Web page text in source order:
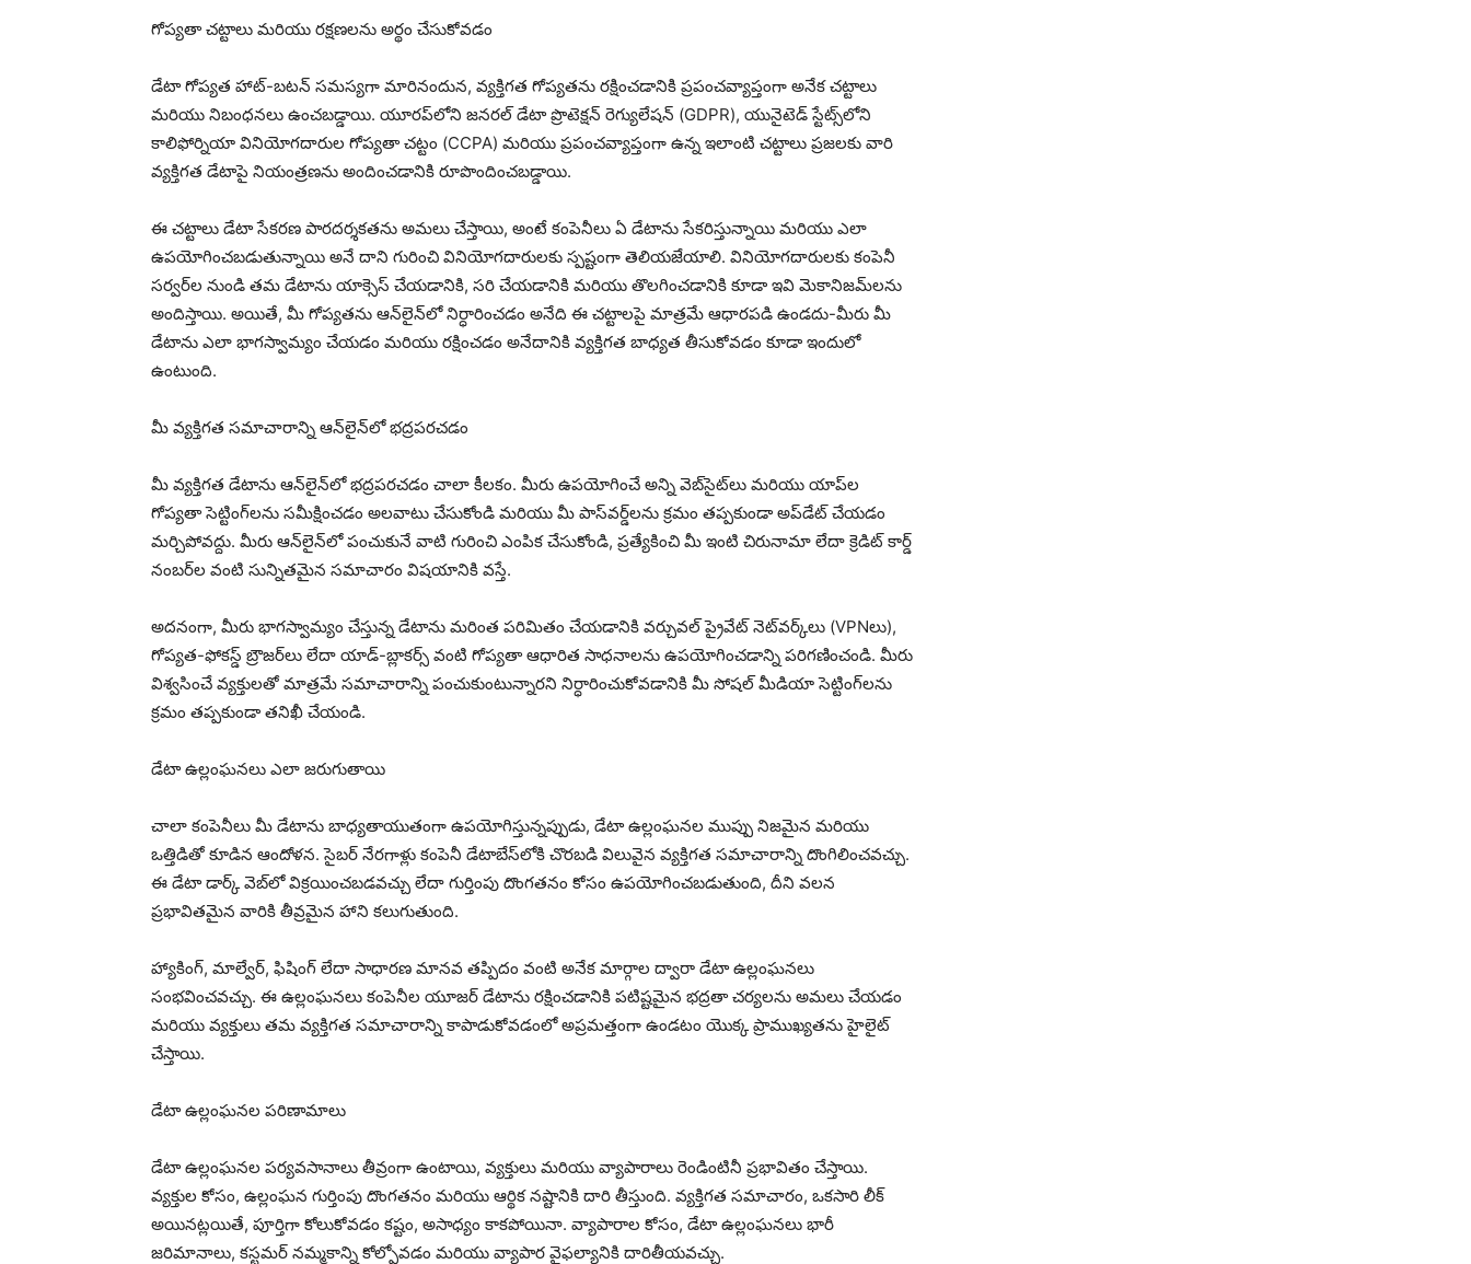
గోప్యతా చట్టాలు మరియు రక్షణలను అర్థం చేసుకోవడం
డేటా గోప్యత హాట్-బటన్ సమస్యగా మారినందున, వ్యక్తిగత గోప్యతను రక్షించడానికి ప్రపంచవ్యాప్తంగా అనేక చట్టాలు
మరియు నిబంధనలు ఉంచబడ్డాయి. యూరప్‌లోని జనరల్ డేటా ప్రొటెక్షన్ రెగ్యులేషన్ (GDPR), యునైటెడ్ స్టేట్స్‌లోని
కాలిఫోర్నియా వినియోగదారుల గోప్యతా చట్టం (CCPA) మరియు ప్రపంచవ్యాప్తంగా ఉన్న ఇలాంటి చట్టాలు ప్రజలకు వారి
వ్యక్తిగత డేటాపై నియంత్రణను అందించడానికి రూపొందించబడ్డాయి.
ఈ చట్టాలు డేటా సేకరణ పారదర్శకతను అమలు చేస్తాయి, అంటే కంపెనీలు ఏ డేటాను సేకరిస్తున్నాయి మరియు ఎలా
ఉపయోగించబడుతున్నాయి అనే దాని గురించి వినియోగదారులకు స్పష్టంగా తెలియజేయాలి. వినియోగదారులకు కంపెనీ
సర్వర్‌ల నుండి తమ డేటాను యాక్సెస్ చేయడానికి, సరి చేయడానికి మరియు తొలగించడానికి కూడా ఇవి మెకానిజమ్‌లను
అందిస్తాయి. అయితే, మీ గోప్యతను ఆన్‌లైన్‌లో నిర్ధారించడం అనేది ఈ చట్టాలపై మాత్రమే ఆధారపడి ఉండదు-మీరు మీ
డేటాను ఎలా భాగస్వామ్యం చేయడం మరియు రక్షించడం అనేదానికి వ్యక్తిగత బాధ్యత తీసుకోవడం కూడా ఇందులో
ఉంటుంది.
మీ వ్యక్తిగత సమాచారాన్ని ఆన్‌లైన్‌లో భద్రపరచడం
మీ వ్యక్తిగత డేటాను ఆన్‌లైన్‌లో భద్రపరచడం చాలా కీలకం. మీరు ఉపయోగించే అన్ని వెబ్‌సైట్‌లు మరియు యాప్‌ల
గోప్యతా సెట్టింగ్‌లను సమీక్షించడం అలవాటు చేసుకోండి మరియు మీ పాస్‌వర్డ్‌లను క్రమం తప్పకుండా అప్‌డేట్ చేయడం
మర్చిపోవద్దు. మీరు ఆన్‌లైన్‌లో పంచుకునే వాటి గురించి ఎంపిక చేసుకోండి, ప్రత్యేకించి మీ ఇంటి చిరునామా లేదా క్రెడిట్ కార్డ్
నంబర్‌ల వంటి సున్నితమైన సమాచారం విషయానికి వస్తే.
అదనంగా, మీరు భాగస్వామ్యం చేస్తున్న డేటాను మరింత పరిమితం చేయడానికి వర్చువల్ ప్రైవేట్ నెట్‌వర్క్‌లు (VPNలు),
గోప్యత-ఫోకస్డ్ బ్రౌజర్‌లు లేదా యాడ్-బ్లాకర్స్ వంటి గోప్యతా ఆధారిత సాధనాలను ఉపయోగించడాన్ని పరిగణించండి. మీరు
విశ్వసించే వ్యక్తులతో మాత్రమే సమాచారాన్ని పంచుకుంటున్నారని నిర్ధారించుకోవడానికి మీ సోషల్ మీడియా సెట్టింగ్‌లను
క్రమం తప్పకుండా తనిఖీ చేయండి.
డేటా ఉల్లంఘనలు ఎలా జరుగుతాయి
చాలా కంపెనీలు మీ డేటాను బాధ్యతాయుతంగా ఉపయోగిస్తున్నప్పుడు, డేటా ఉల్లంఘనల ముప్పు నిజమైన మరియు
ఒత్తిడితో కూడిన ఆందోళన. సైబర్ నేరగాళ్లు కంపెనీ డేటాబేస్‌లోకి చొరబడి విలువైన వ్యక్తిగత సమాచారాన్ని దొంగిలించవచ్చు.
ఈ డేటా డార్క్ వెబ్‌లో విక్రయించబడవచ్చు లేదా గుర్తింపు దొంగతనం కోసం ఉపయోగించబడుతుంది, దీని వలన
ప్రభావితమైన వారికి తీవ్రమైన హాని కలుగుతుంది.
హ్యాకింగ్, మాల్వేర్, ఫిషింగ్ లేదా సాధారణ మానవ తప్పిదం వంటి అనేక మార్గాల ద్వారా డేటా ఉల్లంఘనలు
సంభవించవచ్చు. ఈ ఉల్లంఘనలు కంపెనీల యూజర్ డేటాను రక్షించడానికి పటిష్టమైన భద్రతా చర్యలను అమలు చేయడం
మరియు వ్యక్తులు తమ వ్యక్తిగత సమాచారాన్ని కాపాడుకోవడంలో అప్రమత్తంగా ఉండటం యొక్క ప్రాముఖ్యతను హైలైట్
చేస్తాయి.
డేటా ఉల్లంఘనల పరిణామాలు
డేటా ఉల్లంఘనల పర్యవసానాలు తీవ్రంగా ఉంటాయి, వ్యక్తులు మరియు వ్యాపారాలు రెండింటినీ ప్రభావితం చేస్తాయి.
వ్యక్తుల కోసం, ఉల్లంఘన గుర్తింపు దొంగతనం మరియు ఆర్థిక నష్టానికి దారి తీస్తుంది. వ్యక్తిగత సమాచారం, ఒకసారి లీక్
అయినట్లయితే, పూర్తిగా కోలుకోవడం కష్టం, అసాధ్యం కాకపోయినా. వ్యాపారాల కోసం, డేటా ఉల్లంఘనలు భారీ
జరిమానాలు, కస్టమర్ నమ్మకాన్ని కోల్పోవడం మరియు వ్యాపార వైఫల్యానికి దారితీయవచ్చు.